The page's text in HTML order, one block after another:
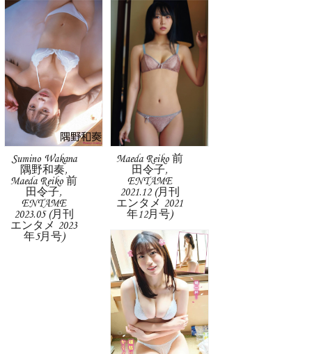
Sumino Wakana
隅野和奏,
Maeda Reiko 前
田令子,
ENTAME
2023.05 (月刊
エンタメ 2023
年5月号)
Maeda Reiko 前
田令子,
ENTAME
2021.12 (月刊
エンタメ 2021
年12月号)